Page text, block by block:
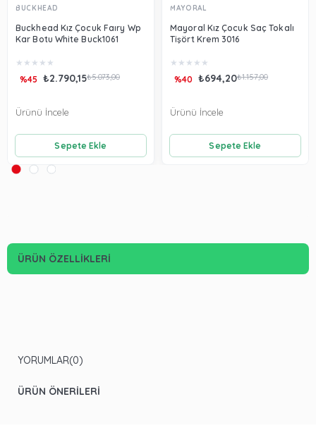
BUCKHEAD
Buckhead Kız Çocuk Faıry Wp
Kar Botu White Buck1061
★ ★ ★ ★ ★
₺2.790,15₺5.073,00
%45
Sepete Ekle
Ürünü İncele
MAYORAL
Mayoral Kız Çocuk Saç Tokalı
Tişört Krem 3016
★ ★ ★ ★ ★
₺694,20₺1.157,00
%40
Sepete Ekle
Ürünü İncele
ÜRÜN ÖZELLIKLERI
YORUMLAR(0)
ÜRÜN ÖNERILERI